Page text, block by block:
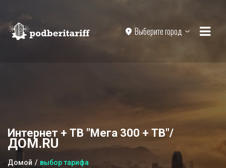
Выберите город
Интернет + ТВ "Мега 300 + ТВ"/
ДОМ.RU
Домой выбор тарифа